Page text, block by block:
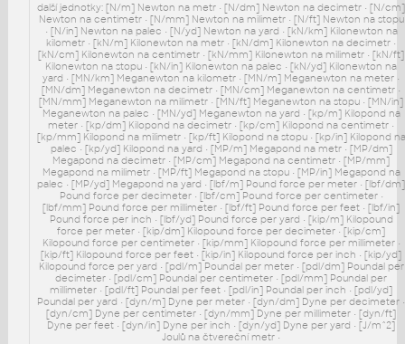
další jednotky: [N/m] Newton na metr • [N/dm] Newton na decimetr • [N/cm]
Newton na centimetr • [N/mm] Newton na milimetr • [N/ft] Newton na stopu
• [N/in] Newton na palec • [N/yd] Newton na yard • [kN/km] Kilonewton na
kilometr • [kN/m] Kilonewton na metr • [kN/dm] Kilonewton na decimetr •
[kN/cm] Kilonewton na centimetr • [kN/mm] Kilonewton na milimetr • [kN/ft]
Kilonewton na stopu • [kN/in] Kilonewton na palec • [kN/yd] Kilonewton na
yard • [MN/km] Meganewton na kilometr • [MN/m] Meganewton na meter •
[MN/dm] Meganewton na decimetr • [MN/cm] Meganewton na centimetr •
[MN/mm] Meganewton na milimetr • [MN/ft] Meganewton na stopu • [MN/in]
Meganewton na palec • [MN/yd] Meganewton na yard • [kp/m] Kilopond na
meter • [kp/dm] Kilopond na decimetr • [kp/cm] Kilopond na centimetr •
[kp/mm] Kilopond na milimetr • [kp/ft] Kilopond na stopu • [kp/in] Kilopond na
palec • [kp/yd] Kilopond na yard • [MP/m] Megapond na metr • [MP/dm]
Megapond na decimetr • [MP/cm] Megapond na centimetr • [MP/mm]
Megapond na milimetr • [MP/ft] Megapond na stopu • [MP/in] Megapond na
palec • [MP/yd] Megapond na yard • [lbf/m] Pound force per meter • [lbf/dm]
Pound force per decimeter • [lbf/cm] Pound force per centimeter •
[lbf/mm] Pound force per millimeter • [lbf/ft] Pound force per feet • [lbf/in]
Pound force per inch • [lbf/yd] Pound force per yard • [kip/m] Kilopound
force per meter • [kip/dm] Kilopound force per decimeter • [kip/cm]
Kilopound force per centimeter • [kip/mm] Kilopound force per millimeter •
[kip/ft] Kilopound force per feet • [kip/in] Kilopound force per inch • [kip/yd]
Kilopound force per yard • [pdl/m] Poundal per meter • [pdl/dm] Poundal per
decimeter • [pdl/cm] Poundal per centimeter • [pdl/mm] Poundal per
millimeter • [pdl/ft] Poundal per feet • [pdl/in] Poundal per inch • [pdl/yd]
Poundal per yard • [dyn/m] Dyne per meter • [dyn/dm] Dyne per decimeter •
[dyn/cm] Dyne per centimeter • [dyn/mm] Dyne per millimeter • [dyn/ft]
Dyne per feet • [dyn/in] Dyne per inch • [dyn/yd] Dyne per yard • [J/m^2]
Joulů na čtvereční metr •